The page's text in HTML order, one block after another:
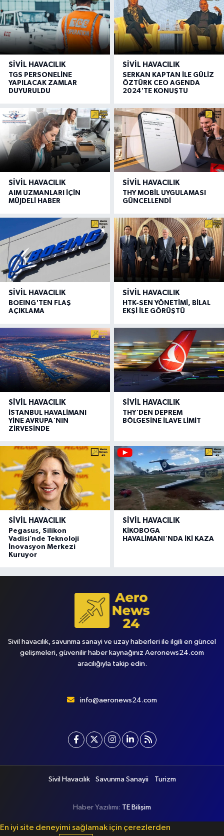
SIVIL HAVACILIK
TGS PERSONELİNE
YAPILACAK ZAMLAR
DUYURULDU
SIVIL HAVACILIK
SERKAN KAPTAN İLE GÜLİZ
ÖZTÜRK CEO AGENDA
2024'TE KONUŞTU
SIVIL HAVACILIK
AIM UZMANLARI İÇİN
MÜJDELİ HABER
SIVIL HAVACILIK
THY MOBİL UYGULAMASI
GÜNCELLENDİ
SIVIL HAVACILIK
BOEING'TEN FLAŞ
AÇIKLAMA
SIVIL HAVACILIK
HTK-SEN YÖNETİMİ, BİLAL
EKŞİ İLE GÖRÜŞTÜ
SIVIL HAVACILIK
İSTANBUL HAVALİMANI
YİNE AVRUPA'NIN
ZİRVESİNDE
SIVIL HAVACILIK
THY'DEN DEPREM
BÖLGESİNE İLAVE LİMİT
SIVIL HAVACILIK
Pegasus, Silikon
Vadisi’nde Teknoloji
İnovasyon Merkezi
Kuruyor
SIVIL HAVACILIK
KİKOBOGA
HAVALİMANI'NDA İKİ KAZA
Sivil havacılık, savunma sanayi ve uzay haberleri ile ilgili en güncel
gelişmeleri, güvenilir haber kaynağınız Aeronews24.com
aracılığıyla takip edin.
info@aeronews24.com
Sivil Havacılık Savunma Sanayii Turizm
Haber Yazılımı: TE Bilişim
En iyi site deneyimi sağlamak için çerezlerden